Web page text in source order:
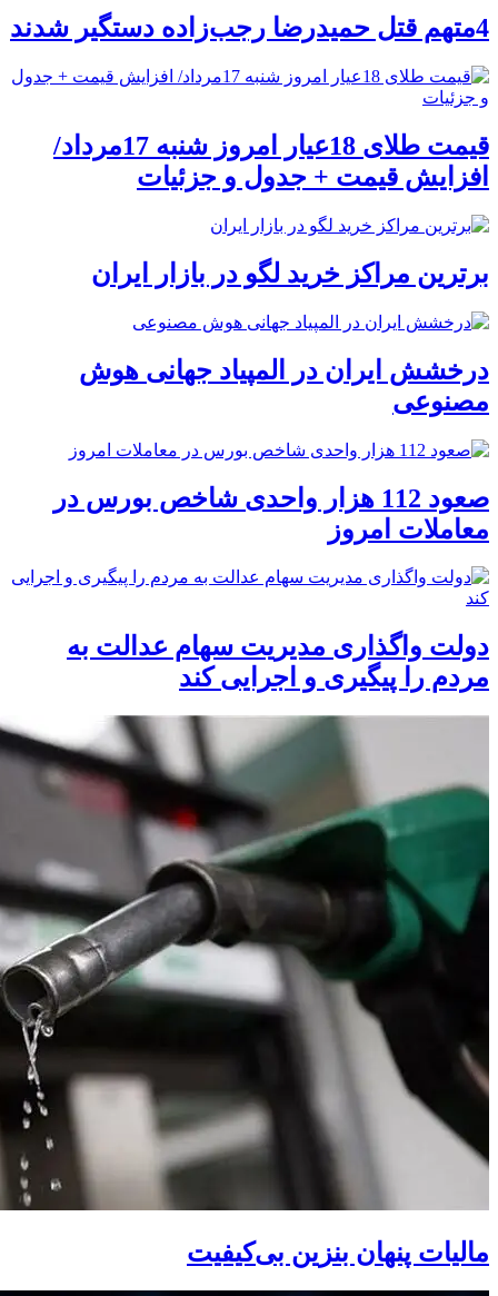
4متهم قتل حمیدرضا رجب‌زاده دستگیر شدند
قیمت طلای 18عیار امروز شنبه 17مرداد/
افزایش قیمت + جدول و جزئیات
برترین مراکز خرید لگو در بازار ایران
درخشش ایران در المپیاد جهانی هوش
مصنوعی
صعود 112 هزار واحدی شاخص بورس در
معاملات امروز
دولت واگذاری مدیریت سهام عدالت به
مردم را پیگیری و اجرایی کند
مالیات پنهان بنزین بی‌کیفیت